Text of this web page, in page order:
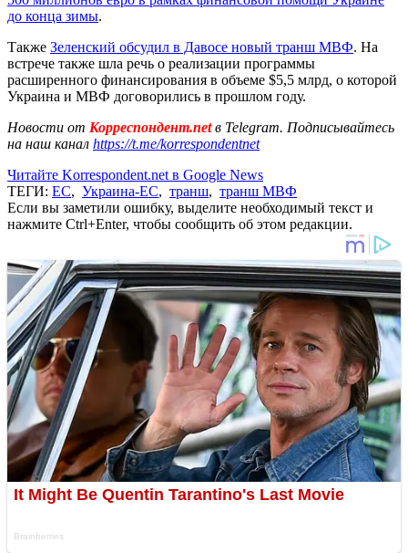
до конца зимы.
Также Зеленский обсудил в Давосе новый транш МВФ. На
встрече также шла речь о реализации программы
расширенного финансирования в объеме $5,5 млрд, о которой
Украина и МВФ договорились в прошлом году.
Новости от Корреспондент.netв Telegram. Подписывайтесь
на наш канал https://t.me/korrespondentnet
Читайте Korrespondent.net в Google News
ТЕГИ: ЕС, Украина-ЕС, транш, транш МВФ
Если вы заметили ошибку, выделите необходимый текст и
нажмите Ctrl+Enter, чтобы сообщить об этом редакции.